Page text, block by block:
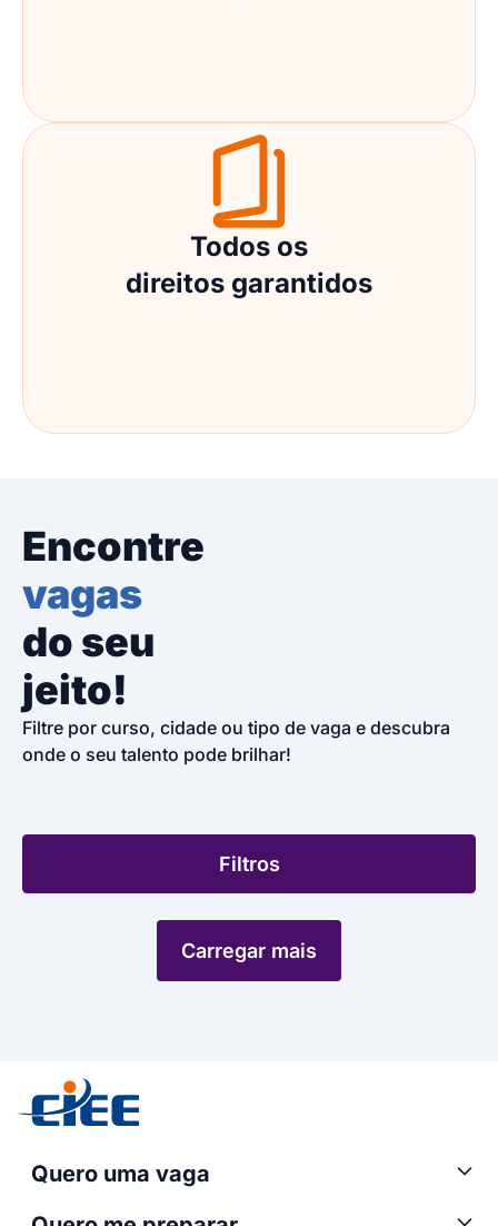
Todos os
direitos garantidos
Encontre
vagas
do seu
jeito!
Filtre por curso, cidade ou tipo de vaga e descubra
onde o seu talento pode brilhar!
Filtros
Carregar mais
Quero uma vaga